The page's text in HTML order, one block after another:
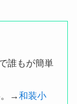
誰もが簡単
。→和装小